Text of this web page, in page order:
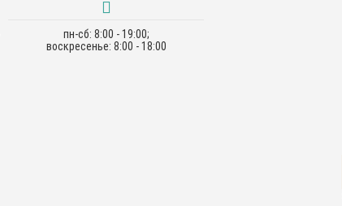
пн-сб: 8:00 - 19:00;
воскресенье: 8:00 - 18:00